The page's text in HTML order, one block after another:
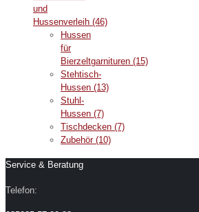
und
Hussenverleih (46)
Hussen
für
Bierzeltgarnituren (15)
Stehtisch-
Hussen (13)
Stuhl-
Hussen (7)
Tischdecken (7)
Zubehör (10)
Service & Beratung
Telefon: